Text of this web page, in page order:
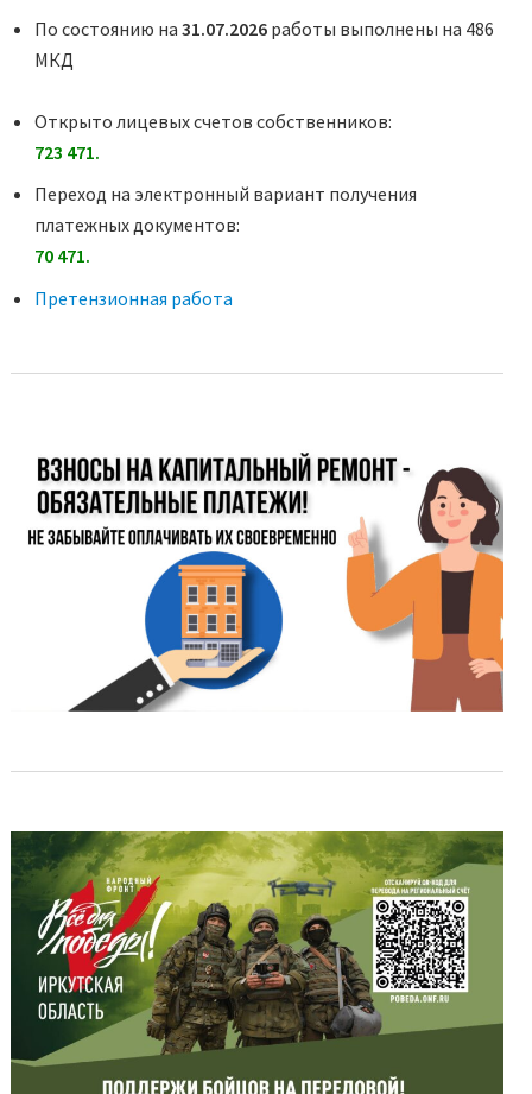
По состоянию на 31.07.2026 работы выполнены на 486
МКД
Открыто лицевых счетов собственников:
723 471.
Переход на электронный вариант получения
платежных документов:
70 471.
Претензионная работа